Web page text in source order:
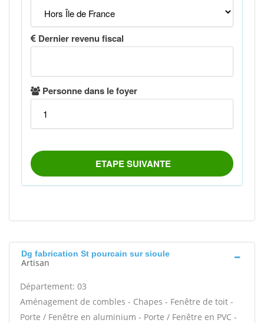
Dg fabrication St pourcain sur sioule
Artisan
Département: 03
Aménagement de combles - Chapes - Fenêtre de toit -
Porte / Fenêtre en aluminium - Porte / Fenêtre en PVC -